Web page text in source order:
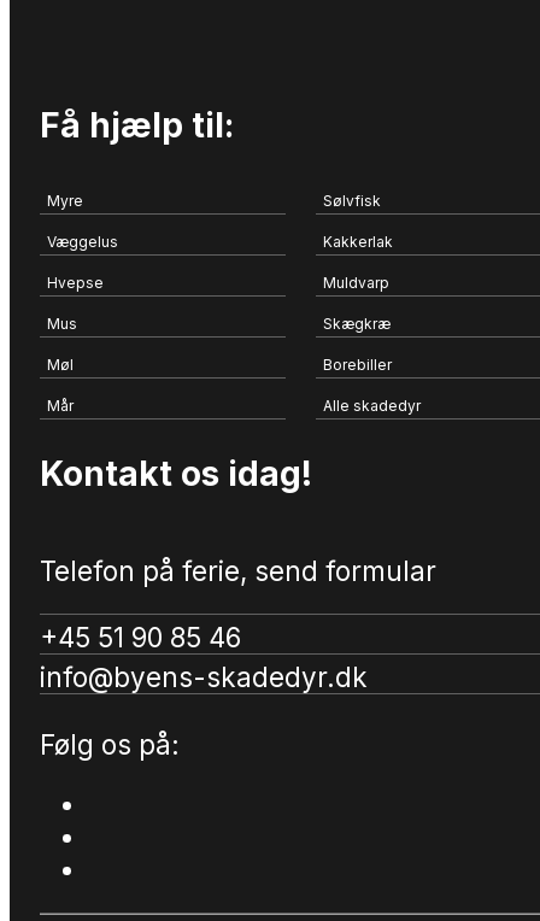
Få hjælp til:
Myre Sølvfisk
Væggelus Kakkerlak
Hvepse Muldvarp
Mus Skægkræ
Møl Borebiller
Mår Alle skadedyr
Kontakt os idag!
Telefon på ferie, send formular
+45 51 90 85 46
info@byens-skadedyr.dk
Følg os på: